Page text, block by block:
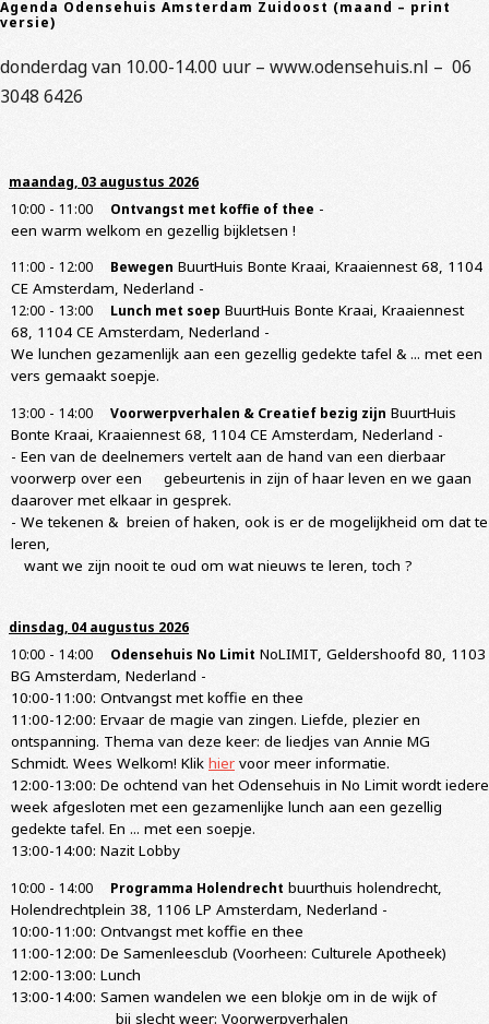
Agenda Odensehuis Amsterdam Zuidoost (maand – print
versie)
donderdag van 10.00-14.00 uur – www.odensehuis.nl – 06
3048 6426
maandag, 03 augustus 2026
10:00 - 11:00 Ontvangst met koffie of thee -
een warm welkom en gezellig bijkletsen !
11:00 - 12:00 Bewegen BuurtHuis Bonte Kraai, Kraaiennest 68, 1104
CE Amsterdam, Nederland -
12:00 - 13:00 Lunch met soep BuurtHuis Bonte Kraai, Kraaiennest
68, 1104 CE Amsterdam, Nederland -
We lunchen gezamenlijk aan een gezellig gedekte tafel & ... met een
vers gemaakt soepje.
13:00 - 14:00 Voorwerpverhalen & Creatief bezig zijn BuurtHuis
Bonte Kraai, Kraaiennest 68, 1104 CE Amsterdam, Nederland -
- Een van de deelnemers vertelt aan de hand van een dierbaar
voorwerp over een gebeurtenis in zijn of haar leven en we gaan
daarover met elkaar in gesprek.
- We tekenen & breien of haken, ook is er de mogelijkheid om dat te
leren,
want we zijn nooit te oud om wat nieuws te leren, toch ?
dinsdag, 04 augustus 2026
10:00 - 14:00 Odensehuis No Limit NoLIMIT, Geldershoofd 80, 1103
BG Amsterdam, Nederland -
10:00-11:00: Ontvangst met koffie en thee
11:00-12:00: Ervaar de magie van zingen. Liefde, plezier en
ontspanning. Thema van deze keer: de liedjes van Annie MG
Schmidt. Wees Welkom! Klik hier voor meer informatie.
12:00-13:00: De ochtend van het Odensehuis in No Limit wordt iedere
week afgesloten met een gezamenlijke lunch aan een gezellig
gedekte tafel. En ... met een soepje.
13:00-14:00: Nazit Lobby
10:00 - 14:00 Programma Holendrecht buurthuis holendrecht,
Holendrechtplein 38, 1106 LP Amsterdam, Nederland -
10:00-11:00: Ontvangst met koffie en thee
11:00-12:00: De Samenleesclub (Voorheen: Culturele Apotheek)
12:00-13:00: Lunch
13:00-14:00: Samen wandelen we een blokje om in de wijk of
bij slecht weer: Voorwerpverhalen